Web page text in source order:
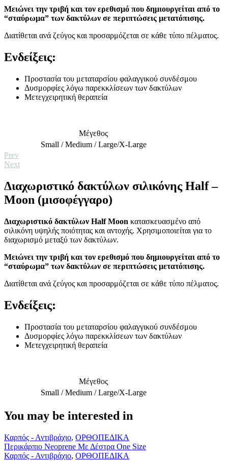
Μειώνει την τριβή και τον ερεθισμό που δημιουργείται από το
“σταύρωμα” των δακτύλων σε περιπτώσεις μετατόπισης.
Διατίθεται ανά ζεύγος και προσαρμόζεται σε κάθε τύπο πέλματος.
Ενδείξεις:
Προστασία του μεταταρσίου φαλαγγικού συνδέσμου
Δυσμορφίες λόγω παρεκκλίσεων των δακτύλων
Μετεγχειρητική θεραπεία
Μέγεθος
Small / Medium / Large/X-Large
Prev
Next
Διαχωριστικό δακτύλων σιλικόνης Half –
Moon (μισοφέγγαρο)
Διαχωριστικό δακτύλων Half Moon κατασκευασμένο από
σιλικόνη υψηλής ποιότητας και αντοχής. Χρησιμοποιείται για το
διαχωρισμό μεταξύ των δακτύλων.
Μειώνει την τριβή και τον ερεθισμό που δημιουργείται από το
“σταύρωμα” των δακτύλων σε περιπτώσεις μετατόπισης.
Διατίθεται ανά ζεύγος και προσαρμόζεται σε κάθε τύπο πέλματος.
Ενδείξεις:
Προστασία του μεταταρσίου φαλαγγικού συνδέσμου
Δυσμορφίες λόγω παρεκκλίσεων των δακτύλων
Μετεγχειρητική θεραπεία
Μέγεθος
Small / Medium / Large/X-Large
You may be interested in
Περικάρπιο
Neoprene
Με
Καρπός - Αντιβράχιο, ΟΡΘΟΠΕΔΙΚΑ
Περικάρπιο Neoprene Με Δέστρα One Size
Νάρθηκας
Καρπός - Αντιβράχιο, ΟΡΘΟΠΕΔΙΚΑ